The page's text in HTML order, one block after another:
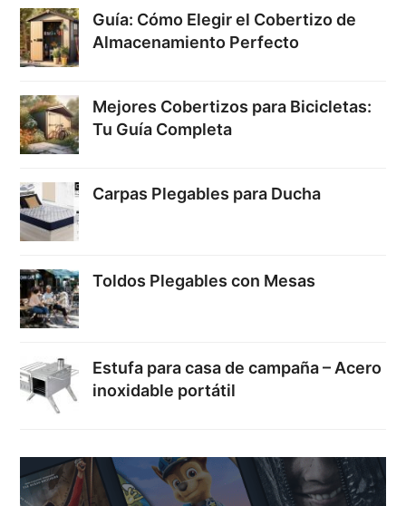
Guía: Cómo Elegir el Cobertizo de
Almacenamiento Perfecto
Mejores Cobertizos para Bicicletas:
Tu Guía Completa
Carpas Plegables para Ducha
Toldos Plegables con Mesas
Estufa para casa de campaña – Acero
inoxidable portátil